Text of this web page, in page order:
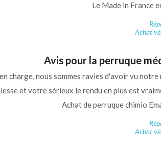
Le Made in France
Achat
Avis pour la perruque
charge, nous sommes ravies d'avoir vu
et votre sérieux le rendu en plus est
Achat de perruque chimio
Achat